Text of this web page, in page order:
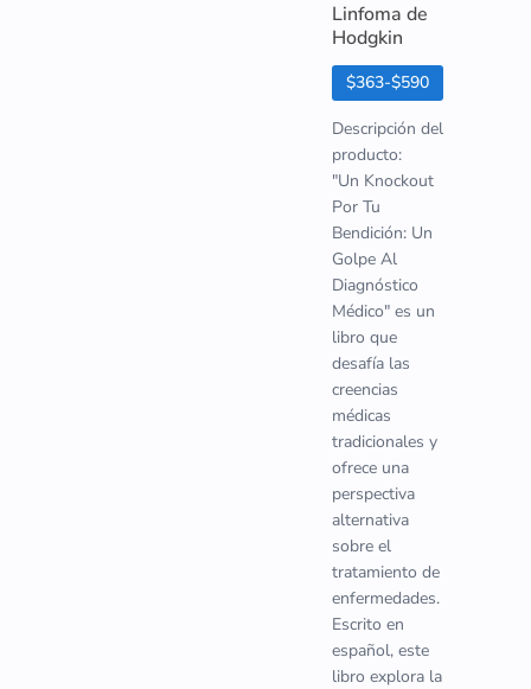
Linfoma de
Hodgkin
$363-$590
Descripción del
producto:
"Un Knockout
Por Tu
Bendición: Un
Golpe Al
Diagnóstico
Médico" es un
libro que
desafía las
creencias
médicas
tradicionales y
ofrece una
perspectiva
alternativa
sobre el
tratamiento de
enfermedades.
Escrito en
español, este
libro explora la